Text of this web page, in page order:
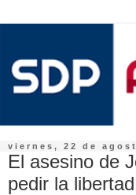
viernes, 22 de
El asesino de
pedir la